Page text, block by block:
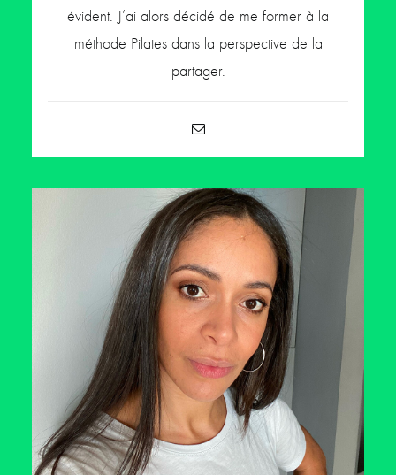
évident. J’ai alors décidé de me former à la
méthode Pilates dans la perspective de la
partager.